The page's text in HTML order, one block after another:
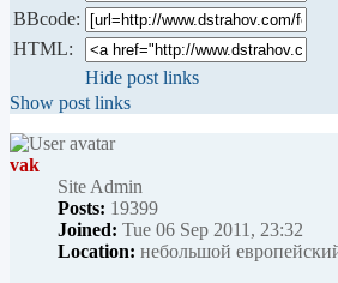
BBcode:
HTML:
Hide post links
Show post links
vak
Site Admin
Posts: 19399
Joined: Tue 06 Sep 2011, 23:32
Location: небольшой